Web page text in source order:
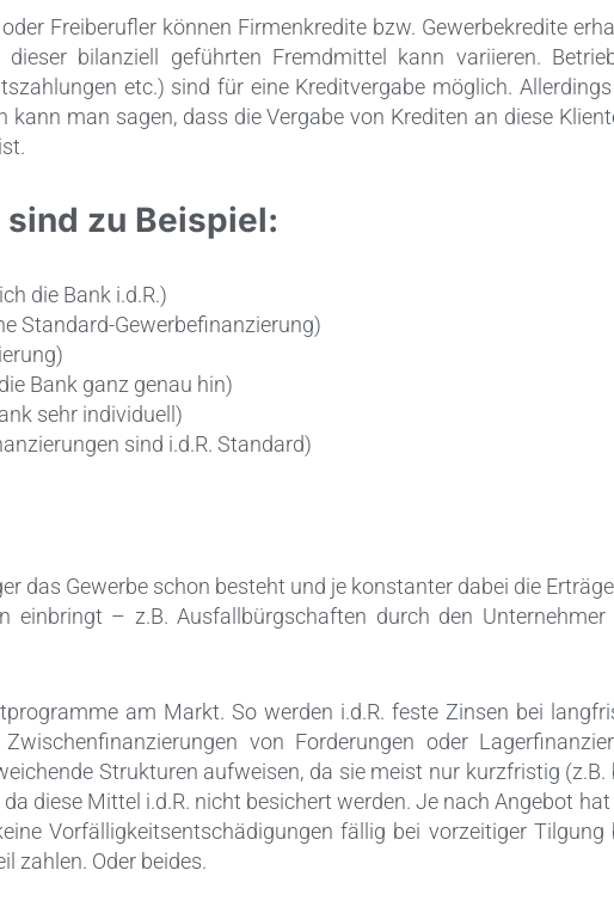
Freiberufler können Firmenkredite bzw. Gewerbekredite
bilanziell geführten Fremdmittel kann variieren.
etc.) sind für eine Kreditvergabe möglich.
man sagen, dass die Vergabe von Krediten an diese
zu Beispiel:
die Bank i.d.R.)
Standard-Gewerbefinanzierung)
Bank ganz genau hin)
sehr individuell)
sind i.d.R. Standard)
das Gewerbe schon besteht und je konstanter dabei die
einbringt – z.B. Ausfallbürgschaften durch den
am Markt. So werden i.d.R. feste Zinsen bei
von Forderungen oder
Strukturen aufweisen, da sie meist nur kurzfristig
diese Mittel i.d.R. nicht besichert werden. Je nach Angebot
Vorfälligkeitsentschädigungen fällig bei vorzeitiger
zahlen. Oder beides.